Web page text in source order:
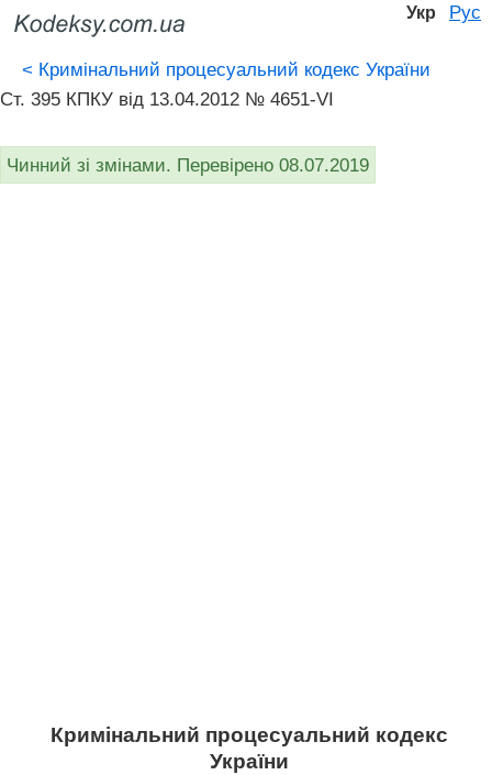
Укр Рус
< Кримінальний процесуальний кодекс України
Ст. 395 КПКУ від 13.04.2012 № 4651-VI
Чинний зі змінами. Перевірено 08.07.2019
Кримінальний процесуальний кодекс
України